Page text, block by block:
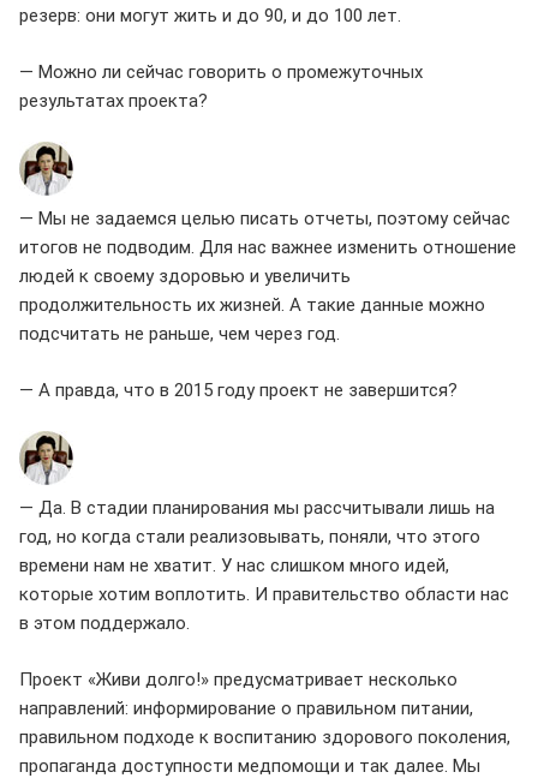
резерв: они могут жить и до 90, и до 100 лет.
— Можно ли сейчас говорить о промежуточных
результатах проекта?
— Мы не задаемся целью писать отчеты, поэтому сейчас
итогов не подводим. Для нас важнее изменить отношение
людей к своему здоровью и увеличить
продолжительность их жизней. А такие данные можно
подсчитать не раньше, чем через год.
— А правда, что в 2015 году проект не завершится?
— Да. В стадии планирования мы рассчитывали лишь на
год, но когда стали реализовывать, поняли, что этого
времени нам не хватит. У нас слишком много идей,
которые хотим воплотить. И правительство области нас
в этом поддержало.
Проект «Живи долго!» предусматривает несколько
направлений: информирование о правильном питании,
правильном подходе к воспитанию здорового поколения,
пропаганда доступности медпомощи и так далее. Мы